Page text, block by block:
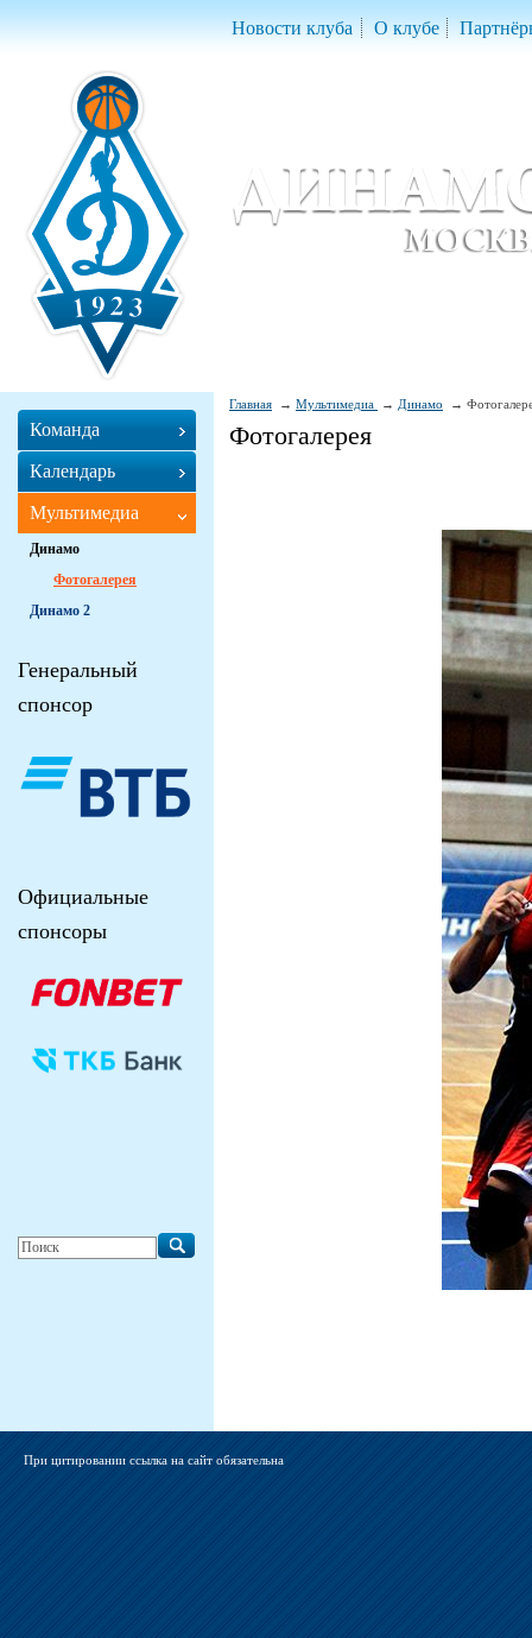
Новости клуба О клубе
Главная Мультимедиа Динамо
Фотогалерея
Команда
Календарь
Мультимедиа
Динамо
Фотогалерея
Динамо 2
Генеральный
спонсор
Официальные
спонсоры
При цитировании ссылка на сайт обязательна